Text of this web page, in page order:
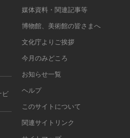
ビ
媒体資料・関連記事等
博物館、美術館の皆さまへ
文化庁よりご挨拶
今月のみどころ
お知らせ一覧
ヘルプ
このサイトについて
関連サイトリンク